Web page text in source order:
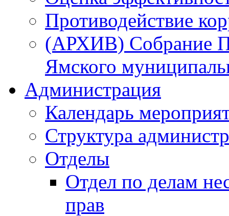
Противодействие
(АРХИВ) Собрание
Ямского
Администрация
Календарь
Структура
Отделы
Отдел по делам
прав